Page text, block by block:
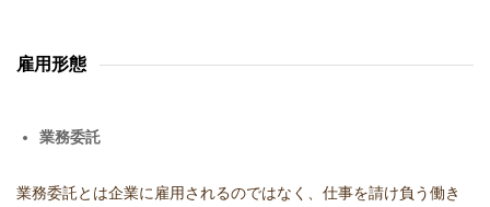
雇用形態
業務委託
業務委託とは企業に雇用されるのではなく、仕事を請け負う働き